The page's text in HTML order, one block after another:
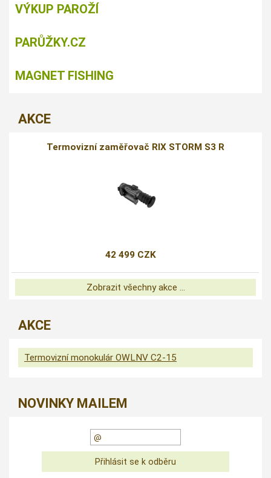
VÝKUP PAROŽÍ
PARŮŽKY.CZ
MAGNET FISHING
AKCE
Termovizní zaměřovač RIX STORM S3 R
42 499 CZK
Zobrazit všechny akce ...
AKCE
Termovizní monokulár OWLNV C2-15
NOVINKY MAILEM